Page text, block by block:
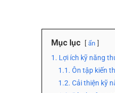
Mục lục ẩn
1. Lợi ích kỹ năng
1.1. Ôn tập kiến
1.2. Cải thiện kỹ